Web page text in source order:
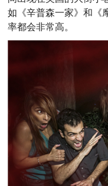
如《辛普森一家》和《
率都会非常高。